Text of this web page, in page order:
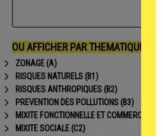
OU AFFICHER PAR THEMATIQUE :
Basculer la thématique
ZONAGE (A)
Basculer la thématique
RISQUES NATURELS (B1)
Basculer la thématique
RISQUES ANTHROPIQUES (B2)
PREVENTION DES POLLUTIONS (B3)
MIXITE SOCIALE (C2)